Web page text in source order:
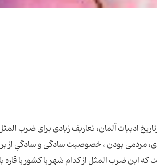
ادبیات آلمان، تعاریف زیادی برای ضرب
مردمی بودن ، خصوصیت سادگی و سادگیِ از
این ضرب المثل از کدام شهر یا کشور یا قاره